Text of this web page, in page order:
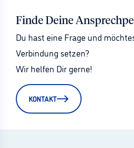
Finde Deine
Du hast eine Frage und
Verbindung setzen?
Wir helfen Dir gerne!
KONTAKT